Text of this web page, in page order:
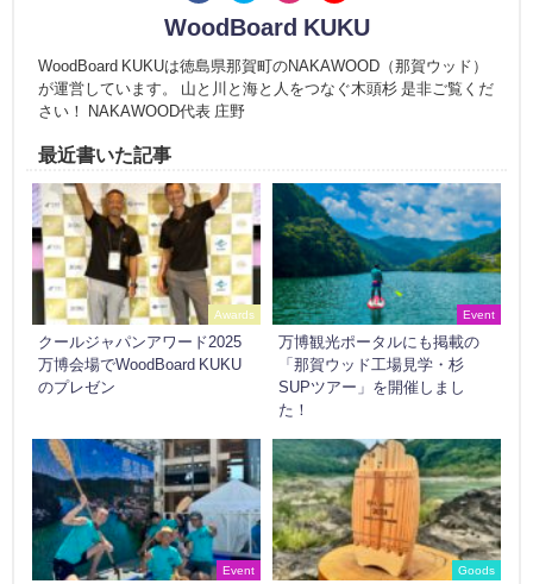
WoodBoard KUKU
WoodBoard KUKUは徳島県那賀町のNAKAWOOD（那賀ウッド）
が運営しています。 山と川と海と人をつなぐ木頭杉 是非ご覧くだ
さい！ NAKAWOOD代表 庄野
最近書いた記事
Awards
クールジャパンアワード2025
万博会場でWoodBoard KUKU
のプレゼン
Event
万博観光ポータルにも掲載の
「那賀ウッド工場見学・杉
SUPツアー」を開催しまし
た！
Event Goods